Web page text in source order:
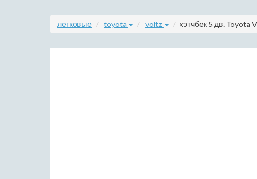
легковые toyota voltz хэтчбек 5 дв. Toyota